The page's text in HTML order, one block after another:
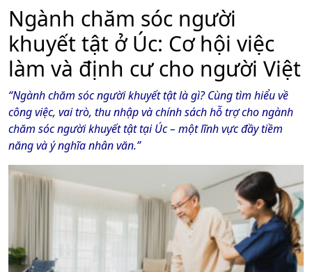
Ngành chăm sóc người
khuyết tật ở Úc: Cơ hội việc
làm và định cư cho người Việt
“Ngành chăm sóc người khuyết tật là gì? Cùng tìm hiểu về
công việc, vai trò, thu nhập và chính sách hỗ trợ cho ngành
chăm sóc người khuyết tật tại Úc – một lĩnh vực đầy tiềm
năng và ý nghĩa nhân văn.”